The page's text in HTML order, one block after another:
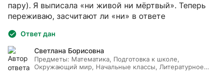
пару). Я выписала «ни живой ни мёртвый». Теперь
переживаю, засчитают ли «ни» в ответе
Ответ дан
Светлана Борисовна
Предметы: Математика, Подготовка к школе,
Окружающий мир, Начальные классы, Литературное